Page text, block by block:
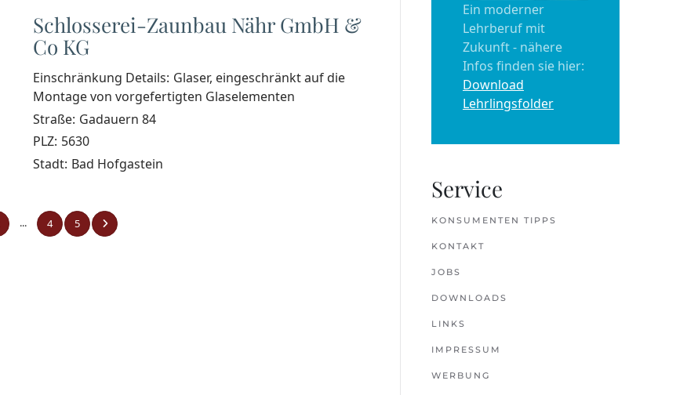
Schlosserei-Zaunbau Nähr GmbH &
Co KG
Einschränkung Details: Glaser, eingeschränkt auf die
Montage von vorgefertigten Glaselementen
Straße: Gadauern 84
PLZ: 5630
Stadt: Bad Hofgastein
... 4 5
Ein moderner
Lehrberuf mit
Zukunft - nähere
Infos finden sie hier:
Download
Lehrlingsfolder
Service
KONSUMENTEN TIPPS
KONTAKT
JOBS
DOWNLOADS
LINKS
IMPRESSUM
WERBUNG